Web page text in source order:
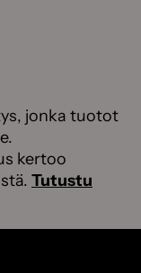
jonka tuotot
kertoo
Tutustu